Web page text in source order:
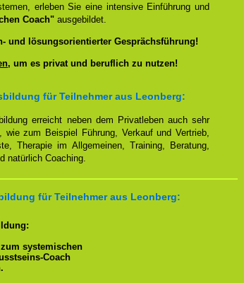
erleben Sie eine intensive Einführung und
Coach" ausgebildet.
und lösungsorientierter Gesprächsführung!
, um es privat und beruflich zu nutzen!
für Teilnehmer aus Leonberg:
erreicht neben dem Privatleben auch sehr
zum Beispiel Führung, Verkauf und Vertrieb,
Therapie im Allgemeinen, Training, Beratung,
natürlich Coaching.
für Teilnehmer aus Leonberg:
systemischen
Coach